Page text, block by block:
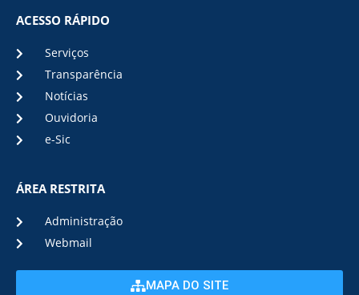
ACESSO RÁPIDO
Serviços
Transparência
Notícias
Ouvidoria
e-Sic
ÁREA RESTRITA
Administração
Webmail
MAPA DO SITE